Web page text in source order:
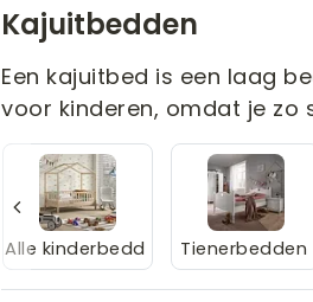
Kajuitbedden
Een kajuitbed is een laag
voor kinderen, omdat je zo
Alle kinderbedd
Tienerbedden